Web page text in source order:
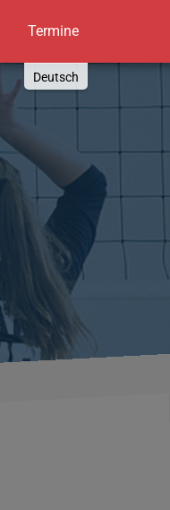
Termine
Deutsch
English
Polish
Türkçe
Español
العربية